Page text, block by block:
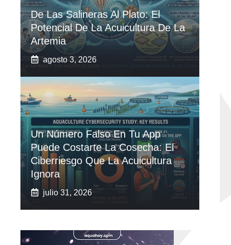
De Las Salineras Al Plato: El
Potencial De La Acuicultura De La
Artemia
agosto 3, 2026
Un Número Falso En Tu App
Puede Costarte La Cosecha: El
Ciberriesgo Que La Acuicultura
Ignora
julio 31, 2026